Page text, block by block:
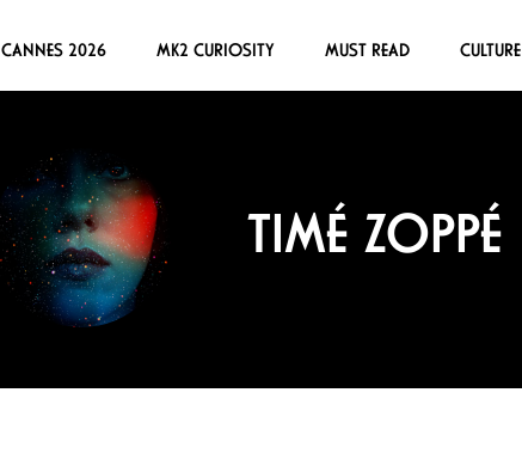
CANNES 2026 MK2 CURIOSITY MUST READ CULTURE
TIMÉ ZOPPÉ